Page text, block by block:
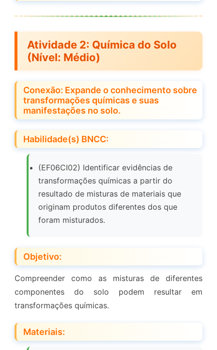
Atividade 2: Química do Solo
(Nível: Médio)
Conexão: Expande o conhecimento sobre
transformações químicas e suas
manifestações no solo.
Habilidade(s) BNCC:
(EF06CI02) Identificar evidências de
transformações químicas a partir do
resultado de misturas de materiais que
originam produtos diferentes dos que
foram misturados.
Objetivo:
Compreender como as misturas de diferentes
componentes do solo podem resultar em
transformações químicas.
Materiais: